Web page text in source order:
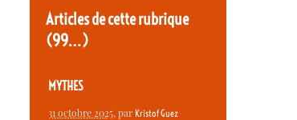
Articles de cette rubrique
(99…)
MYTHES
31 octobre 2025, par Kristof Guez